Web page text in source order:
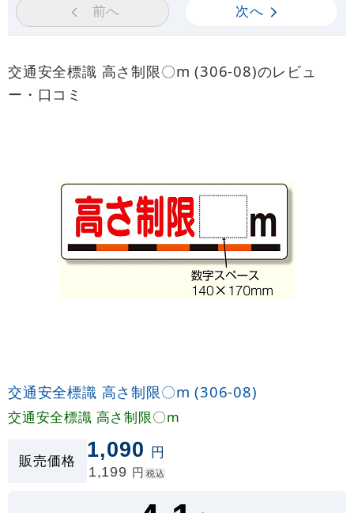
前へ 次へ
交通安全標識 高さ制限〇m (306-08)のレビュ
ー・口コミ
交通安全標識 高さ制限〇m (306-08)
交通安全標識 高さ制限〇m
販売価格 1,090 円
1,199 円 税込